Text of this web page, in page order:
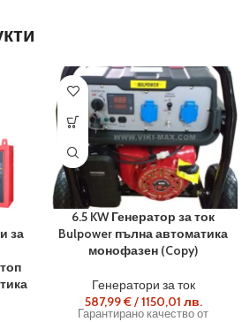
за
6.5 KW Генератор за ток
Bulpower пълна автоматика
монофазен (Copy)
Генератори за ток
587,99€/1150,01 лв.
Гарантирано качество от